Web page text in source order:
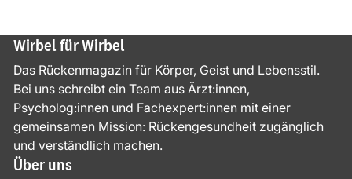
Wirbel für Wirbel
Das Rückenmagazin für Körper, Geist und Lebensstil.
Bei uns schreibt ein Team aus Ärzt:innen,
Psycholog:innen und Fachexpert:innen mit einer
gemeinsamen Mission: Rückengesundheit zugänglich
und verständlich machen.
Über uns